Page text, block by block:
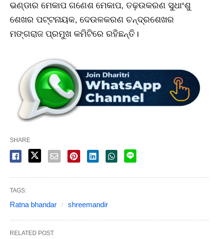
ଭଣ୍ଡାର ମେକାପ ଗଣେଶ ମେକାପ, ତଢ଼ଉକରଣ ସୁଧାଂଶୁ
ଶେଖର ପଟ୍ଟନାୟକ, ଦେଉଳକରଣ ଚନ୍ଦ୍ରଶେଖର
ମଙ୍ଗରାଜ ପ୍ରମୁଖ କମିଟିରେ ରହିଛନ୍ତି।
SHARE
TAGS:
Ratna bhandar shreemandir
RELATED POST